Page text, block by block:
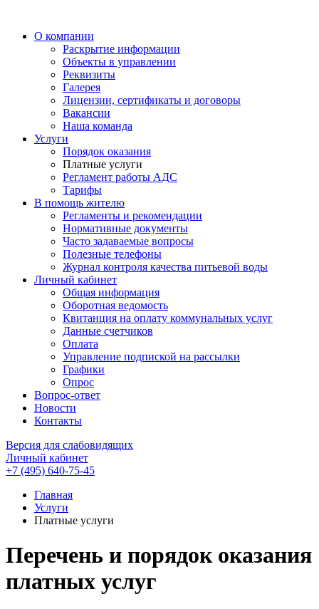
О компании
Раскрытие информации
Объекты в управлении
Реквизиты
Галерея
Лицензии, сертификаты и договоры
Вакансии
Наша команда
Услуги
Порядок оказания
Платные услуги
Регламент работы АДС
Тарифы
В помощь жителю
Регламенты и рекомендации
Нормативные документы
Часто задаваемые вопросы
Полезные телефоны
Журнал контроля качества питьевой воды
Личный кабинет
Общая информация
Оборотная ведомость
Квитанция на оплату коммунальных услуг
Данные счетчиков
Оплата
Управление подпиской на рассылки
Графики
Опрос
Вопрос-ответ
Новости
Контакты
Версия для слабовидящих
Личный кабинет
+7 (495) 640-75-45
Главная
Услуги
Платные услуги
Перечень и порядок оказания
платных услуг